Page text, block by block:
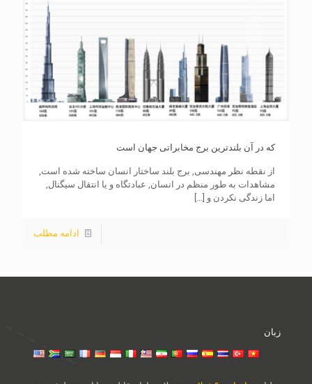
که در آن بلندترین برج مخابراتی جهان است
از نقطه نظر مهندسی, برج بلند ساختار انسان ساخته شده است,
مشاهدات به طور منظم در انسان, عبادتگاه و یا انتقال سیگنال,
اما زندگی نکردن و [...]
ادامه مطلب
زبان